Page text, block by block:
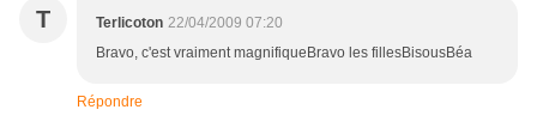
T Terlicoton 22/04/2009 07:20
Bravo, c'est vraiment magnifiqueBravo les fillesBisousBéa
Répondre